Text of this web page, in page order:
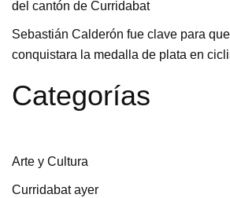
del cantón de Curridabat
Sebastián Calderón fue clave para
conquistara la medalla de plata en
Categorías
Arte y Cultura
Curridabat ayer